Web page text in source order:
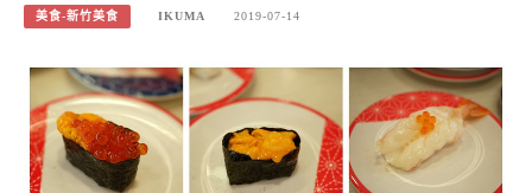
美食-新竹美食 IKUMA 2019-07-14